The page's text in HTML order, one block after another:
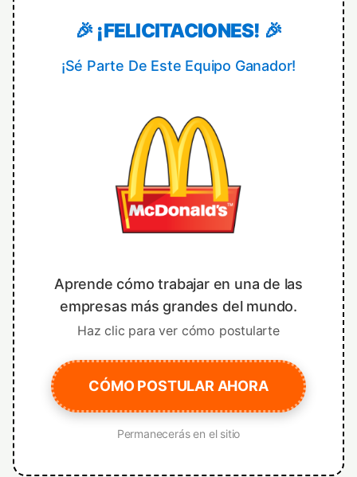
🎉 ¡FELICITACIONES! 🎉
¡Sé Parte De Este Equipo Ganador!
Aprende cómo trabajar en una de las
empresas más grandes del mundo.
Haz clic para ver cómo postularte
CÓMO POSTULAR AHORA
Permanecerás en el sitio